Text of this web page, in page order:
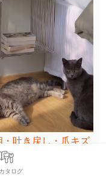
吐き戻し・爪キズ
タログ